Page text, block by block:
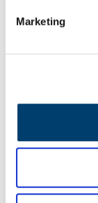
Marketing
Een jaar rond in